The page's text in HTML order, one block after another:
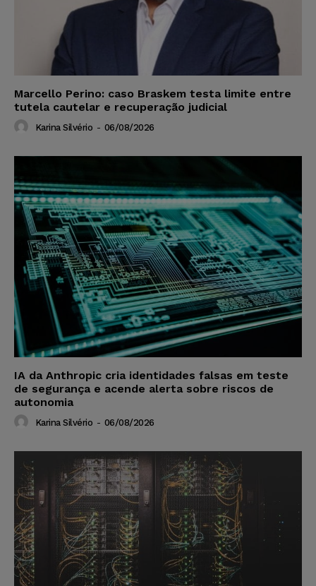
Marcello Perino: caso Braskem testa limite entre
tutela cautelar e recuperação judicial
Karina Silvério - 06/08/2026
IA da Anthropic cria identidades falsas em teste
de segurança e acende alerta sobre riscos de
autonomia
Karina Silvério - 06/08/2026